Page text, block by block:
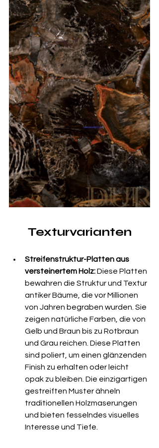
Texturvarianten
Streifenstruktur-Platten aus
versteinertem Holz: Diese Platten
bewahren die Struktur und Textur
antiker Bäume, die vor Millionen
von Jahren begraben wurden. Sie
zeigen natürliche Farben, die von
Gelb und Braun bis zu Rotbraun
und Grau reichen. Diese Platten
sind poliert, um einen glänzenden
Finish zu erhalten oder leicht
opak zu bleiben. Die einzigartigen
gestreiften Muster ähneln
traditionellen Holzmaserungen
und bieten fesselndes visuelles
Interesse und Tiefe.